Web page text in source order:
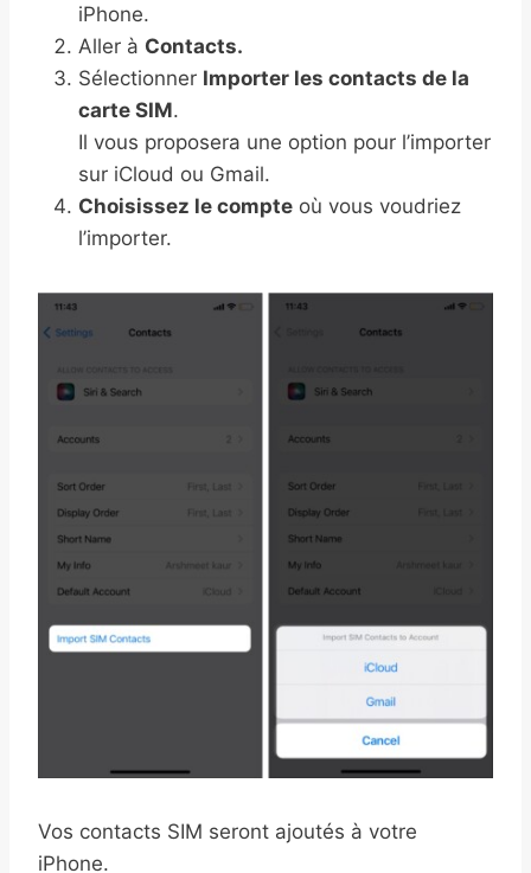
iPhone.
Aller à Contacts.
Sélectionner Importer les contacts de la
carte SIM.
Il vous proposera une option pour l’importer
sur iCloud ou Gmail.
Choisissez le compte où vous voudriez
l’importer.
Vos contacts SIM seront ajoutés à votre
iPhone.